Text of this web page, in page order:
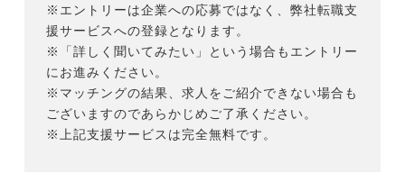
※エントリーは企業への応募ではなく、弊社転職支
援サービスへの登録となります。
※「詳しく聞いてみたい」という場合もエントリー
にお進みください。
※マッチングの結果、求人をご紹介できない場合も
ございますのであらかじめご了承ください。
※上記支援サービスは完全無料です。